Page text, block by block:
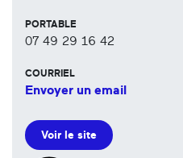
PORTABLE
07 49 29 16 42
COURRIEL
Envoyer un email
Voir le site